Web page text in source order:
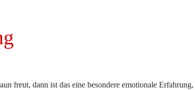
freut, dann ist das eine besondere emotionale